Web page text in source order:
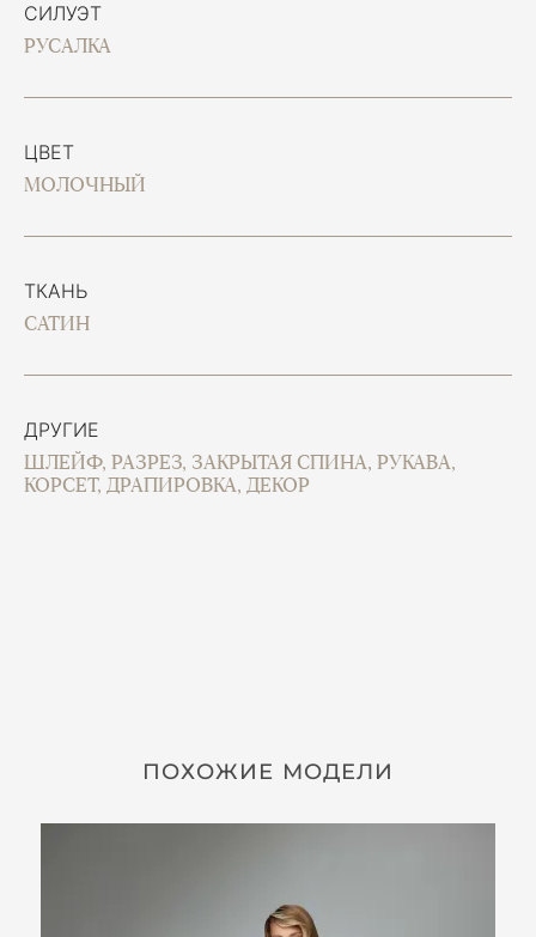
СИЛУЭТ
РУСАЛКА
ЦВЕТ
МОЛОЧНЫЙ
ТКАНЬ
САТИН
ДРУГИЕ
ШЛЕЙФ, РАЗРЕЗ, ЗАКРЫТАЯ СПИНА, РУКАВА,
КОРСЕТ, ДРАПИРОВКА, ДЕКОР
ПОХОЖИЕ МОДЕЛИ